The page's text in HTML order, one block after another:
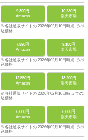
9,300円
Amazon
10,230円
楽天市場
※各社通販サイトの 2026年02月10日時点 での税
込価格
7,998円
Amazon
9,100円
楽天市場
※各社通販サイトの 2026年02月10日時点 での税
込価格
12,550円
Amazon
13,200円
楽天市場
※各社通販サイトの 2026年02月10日時点 での税
込価格
6,600円
Amazon
6,600円
楽天市場
※各社通販サイトの 2026年02月10日時点 での税
込価格